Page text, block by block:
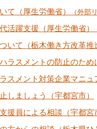
て（厚生労働省） （外部
活躍支援（厚生労働省）
いて（栃木働き方改革推
ラスメントの防止のため
スメント対策企業マニュ
しましょう（宇都宮市）
援員による相談（宇都宮